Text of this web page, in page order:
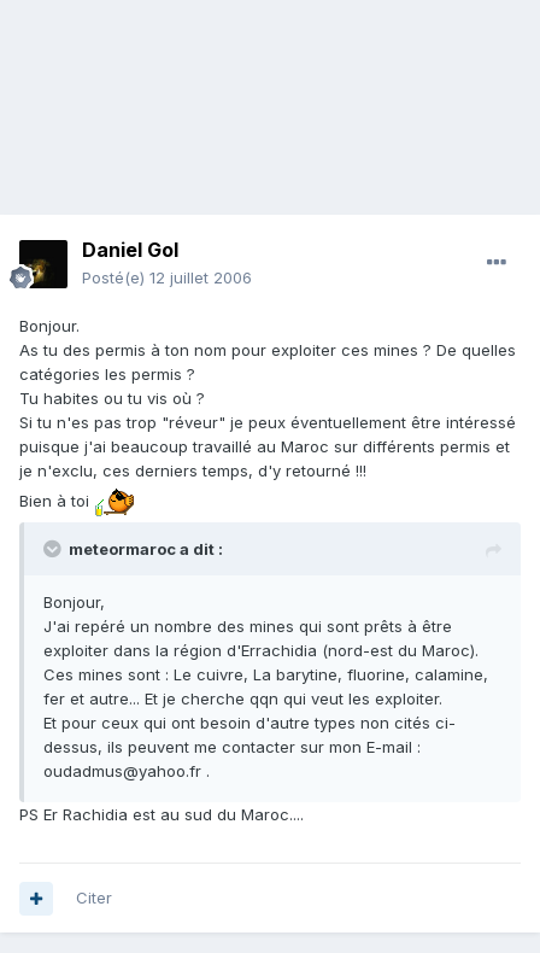
Daniel Gol
Posté(e) 12 juillet 2006
Bonjour.
As tu des permis à ton nom pour exploiter ces mines ? De quelles
catégories les permis ?
Tu habites ou tu vis où ?
Si tu n'es pas trop "réveur" je peux éventuellement être intéressé
puisque j'ai beaucoup travaillé au Maroc sur différents permis et
je n'exclu, ces derniers temps, d'y retourné !!!
Bien à toi
meteormaroc a dit :
Bonjour,
J'ai repéré un nombre des mines qui sont prêts à être
exploiter dans la région d'Errachidia (nord-est du Maroc).
Ces mines sont : Le cuivre, La barytine, fluorine, calamine,
fer et autre... Et je cherche qqn qui veut les exploiter.
Et pour ceux qui ont besoin d'autre types non cités ci-
dessus, ils peuvent me contacter sur mon E-mail :
oudadmus@yahoo.fr .
PS Er Rachidia est au sud du Maroc....
Citer